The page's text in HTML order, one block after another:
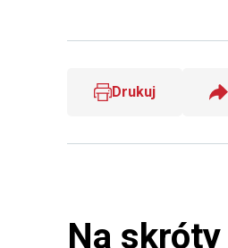
Drukuj
Na skróty